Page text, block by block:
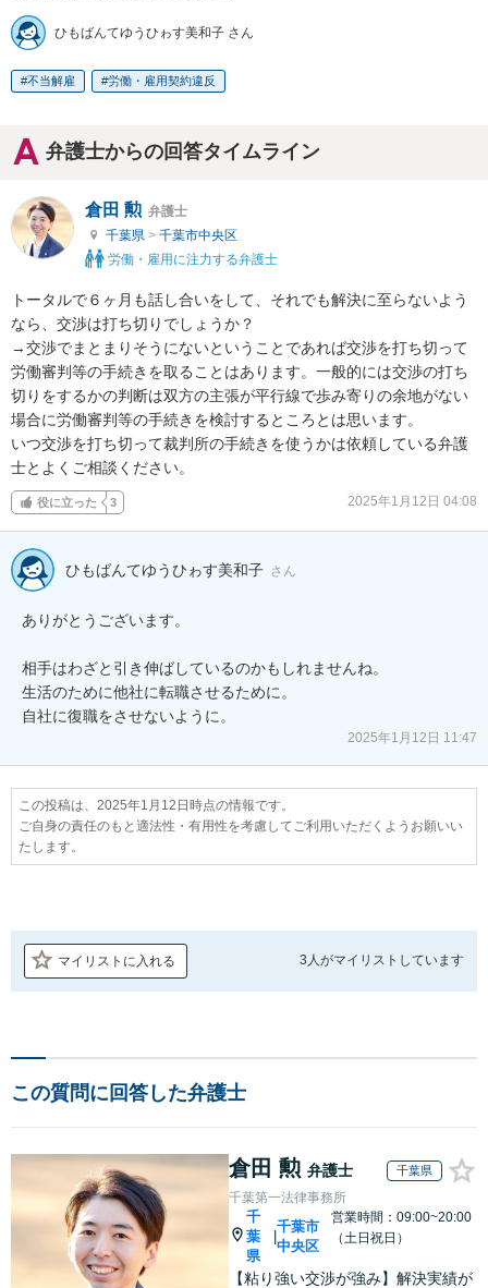
ひもばんてゆうひゎす美和子 さん
不当解雇 労働・雇用契約違反
弁護士からの回答タイムライン
倉田 勲 弁護士
千葉県 > 千葉市中央区
労働・雇用に注力する弁護士
トータルで６ヶ月も話し合いをして、それでも解決に至らないよう
なら、交渉は打ち切りでしょうか？
→交渉でまとまりそうにないということであれば交渉を打ち切って
労働審判等の手続きを取ることはあります。一般的には交渉の打ち
切りをするかの判断は双方の主張が平行線で歩み寄りの余地がない
場合に労働審判等の手続きを検討するところとは思います。
いつ交渉を打ち切って裁判所の手続きを使うかは依頼している弁護
士とよくご相談ください。
役に立った 3 2025年1月12日 04:08
ひもばんてゆうひゎす美和子 さん
ありがとうございます。
相手はわざと引き伸ばしているのかもしれませんね。
生活のために他社に転職させるために。
自社に復職をさせないように。
2025年1月12日 11:47
この投稿は、2025年1月12日時点の情報です。
ご自身の責任のもと適法性・有用性を考慮してご利用いただくようお願いい
たします。
マイリストに入れる 3人がマイリストしています
この質問に回答した弁護士
倉田 勲 弁護士 千葉県
千葉第一法律事務所
千
葉
県
千葉市
中央区
営業時間：09:00~20:00
（土日祝日）
【粘り強い交渉が強み】解決実績が